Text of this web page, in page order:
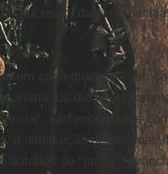
“sucesso” das
em cada diocese e em
os dicastérios
são encorpados
à diminuição de pessoal,
de “uma